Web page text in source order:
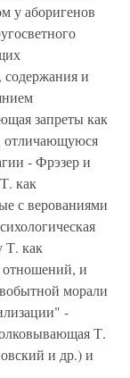
у аборигенов
и
запреты как
отличающуюся
- Фрэзер и
как
с верованиями
Т. как
и
морали
-
Т.
и др.) и